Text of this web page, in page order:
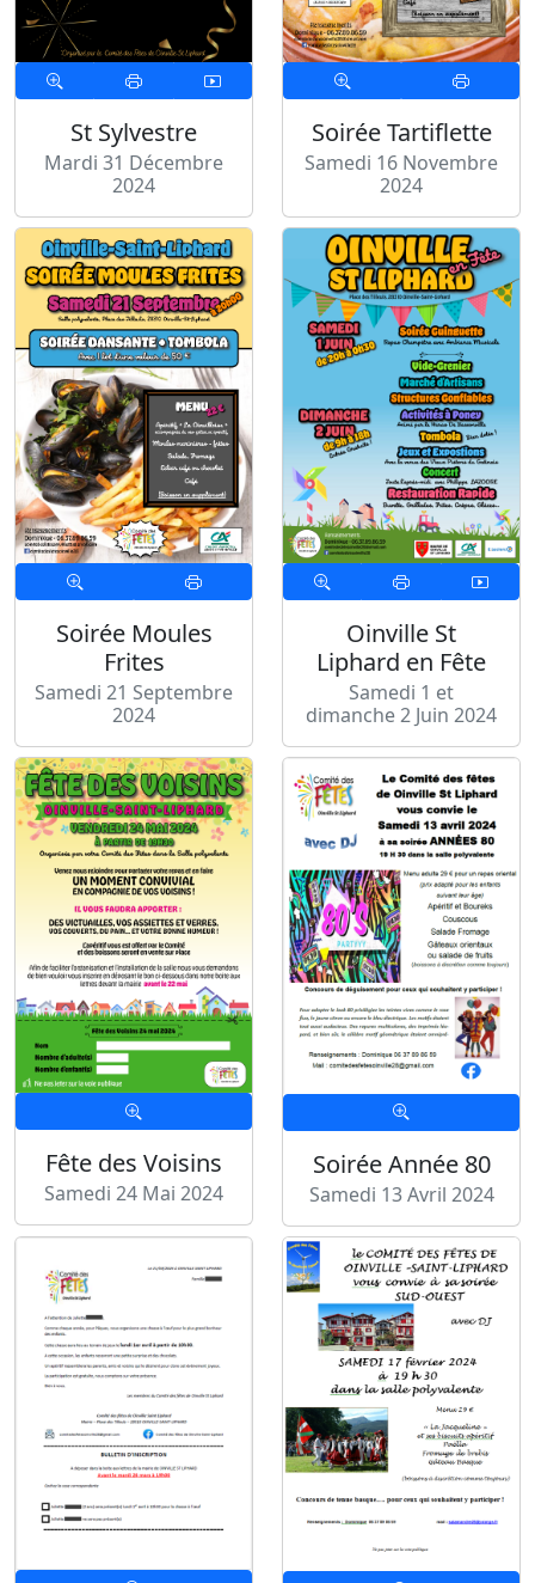
St Sylvestre
Mardi 31 Décembre
2024
Soirée Tartiflette
Samedi 16 Novembre
2024
Soirée Moules
Frites
Samedi 21 Septembre
2024
Oinville St
Liphard en Fête
Samedi 1 et
dimanche 2 Juin 2024
Fête des Voisins
Samedi 24 Mai 2024
Soirée Année 80
Samedi 13 Avril 2024